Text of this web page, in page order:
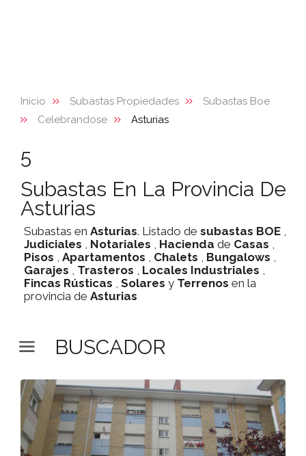
Inicio Subastas Propiedades
Subastas Boe
Celebrandose
Asturias
5
Subastas En La Provincia De
Asturias
Subastas en Asturias. Listado de subastas BOE ,
Judiciales , Notariales , Hacienda de Casas ,
Pisos , Apartamentos , Chalets , Bungalows ,
Garajes , Trasteros , Locales Industriales ,
Fincas Rústicas , Solares y Terrenos en la
provincia de Asturias
BUSCADOR